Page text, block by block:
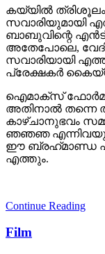
കയ്യില്‍ ത്രിശൂലം
സവാരിയുമായി
ബാബുവിന്റെ
അതേപോലെ,
സവാരിയായി
പ്രേക്ഷകര്‍
ഐമാക്‌സ്
അതിനാല്‍ തന്നെ
കാഴ്ചാനുഭവം
ഞഞഞ
ഈ ബ്രഹ്‌മാണ്ഡ
എത്തും.
Continue Reading
Film